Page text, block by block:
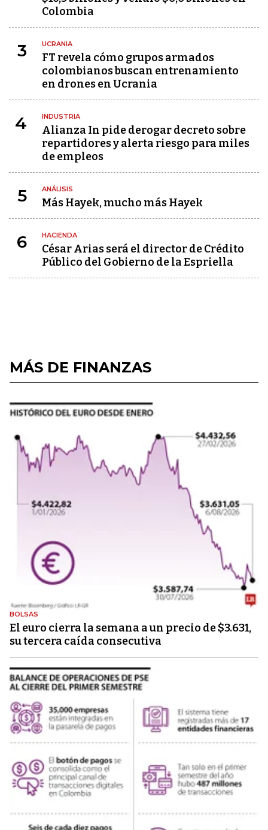
Colombia
3 UCRANIA
FT revela cómo grupos armados
colombianos buscan entrenamiento
en drones en Ucrania
4 INDUSTRIA
Alianza In pide derogar decreto sobre
repartidores y alerta riesgo para miles
de empleos
5 ANÁLISIS
Más Hayek, mucho más Hayek
6 HACIENDA
César Arias será el director de Crédito
Público del Gobierno de la Espriella
MÁS DE FINANZAS
BOLSAS
El euro cierra la semana a un precio de $3.631,
su tercera caída consecutiva